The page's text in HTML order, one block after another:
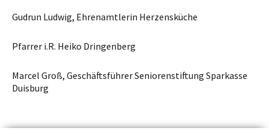
Gudrun Ludwig, Ehrenamtlerin Herzensküche
Pfarrer i.R. Heiko Dringenberg
Marcel Groß, Geschäftsführer Seniorenstiftung Sparkasse
Duisburg